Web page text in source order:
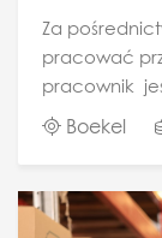
Za
pracować
pracownik
kontrole
Godziny
Boekel